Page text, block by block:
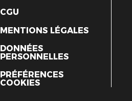
CGU
MENTIONS LÉGALES
DONNÉES
PERSONNELLES
PRÉFÉRENCES
COOKIES